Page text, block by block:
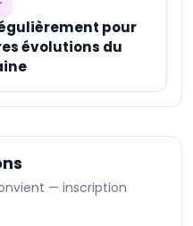
pour
évolutions du
— inscription